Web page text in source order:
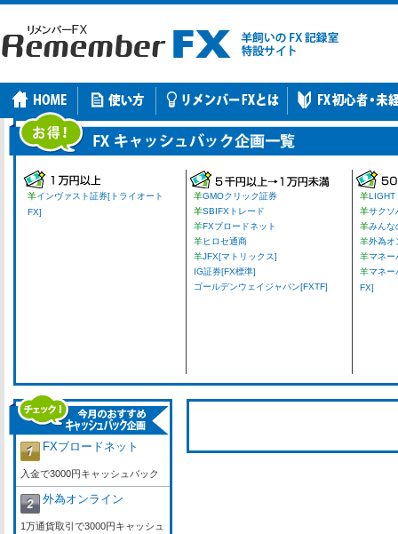
羊インヴァスト証券[トライオート
FX]
羊GMOクリック証券
羊SBIFXトレード
羊FXブロードネット
羊ヒロセ通商
羊JFX[マトリックス]
IG証券[FX標準]
ゴールデンウェイジャパン[FXTF]
羊LIGHT
羊サクソ
羊みんな
羊外為オ
羊マネー
羊マネー
FX]
FXブロードネット
入金で3000円キャッシュバック
外為オンライン
1万通貨取引で3000円キャッシュ